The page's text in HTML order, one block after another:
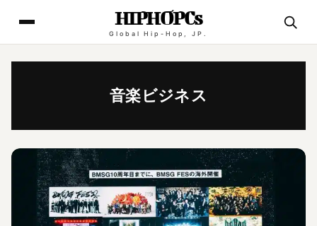
HIPHOPCs
Global Hip-Hop, JP.
音楽ビジネス